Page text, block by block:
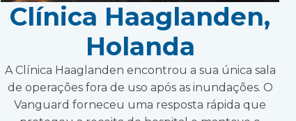
Clínica Haaglanden,
Holanda
A Clínica Haaglanden encontrou a sua única sala
de operações fora de uso após as inundações. O
Vanguard forneceu uma resposta rápida que